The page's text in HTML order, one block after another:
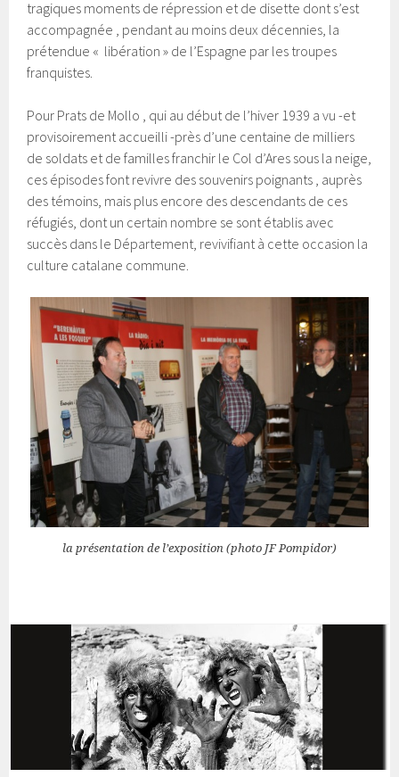
tragiques moments de répression et de disette dont s’est
accompagnée , pendant au moins deux décennies, la
prétendue « libération » de l’Espagne par les troupes
franquistes.
Pour Prats de Mollo , qui au début de l’hiver 1939 a vu -et
provisoirement accueilli -près d’une centaine de milliers
de soldats et de familles franchir le Col d’Ares sous la neige,
ces épisodes font revivre des souvenirs poignants , auprès
des témoins, mais plus encore des descendants de ces
réfugiés, dont un certain nombre se sont établis avec
succès dans le Département, revivifiant à cette occasion la
culture catalane commune.
la présentation de l’exposition (photo JF Pompidor)